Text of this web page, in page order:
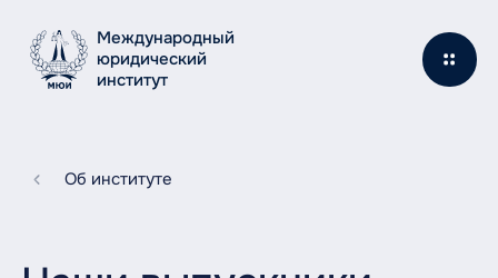
Международный
юридический
институт
Об институте